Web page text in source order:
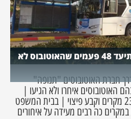
שערוריית תנופה: נוסע תיעד 48 פעמים שהאוטובוס לא
חברת האוטובוסים "תנופה"
48 מקרים בהם האוטובוסים איחרו ולא הגיעו |
הוא תבע, השופט האמין ל-23 מקרים וקבע פיצוי | בבית המשפט
כה רבים מעידה על איחורים